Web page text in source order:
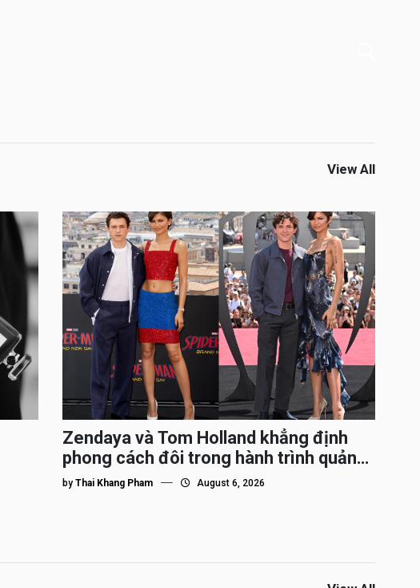
View All
Zendaya và Tom Holland khẳng định
phong cách đôi trong hành trình quảng
bá Spider-Man
byThai Khang Pham August 6, 2026